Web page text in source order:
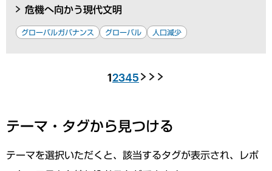
危機へ向かう現代文明
グローバルガバナンス グローバル 人口減少
12345
テーマ・タグから見つける
テーマを選択いただくと、該当するタグが表示され、レポ